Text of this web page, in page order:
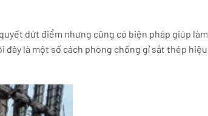
dứt điểm nhưng cũng có biện pháp giúp làm
đây là một số cách phòng chống gỉ sắt thép hiệu